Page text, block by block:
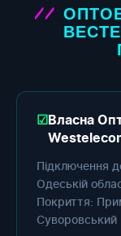
Власна
Підключення
Одеській
Покриття:
Суворовський